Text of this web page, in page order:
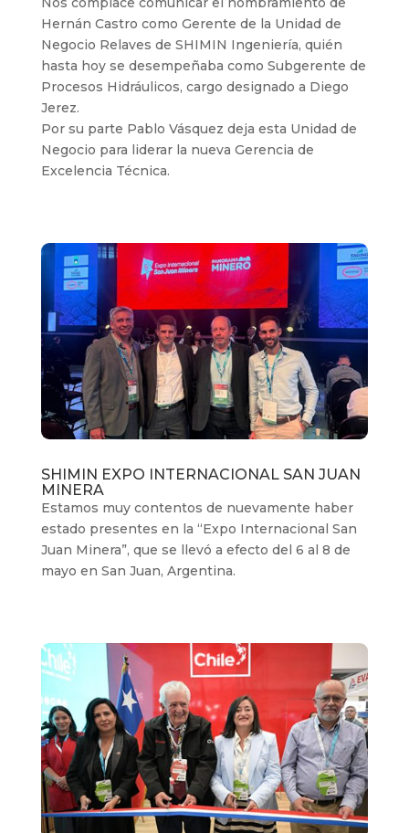
Hernán Castro como Gerente de la Unidad de
Negocio Relaves de SHIMIN Ingeniería, quién
hasta hoy se desempeñaba como Subgerente de
Procesos Hidráulicos, cargo designado a Diego
Jerez.
Por su parte Pablo Vásquez deja esta Unidad de
Negocio para liderar la nueva Gerencia de
Excelencia Técnica.
SHIMIN EXPO INTERNACIONAL SAN JUAN
MINERA
Estamos muy contentos de nuevamente haber
estado presentes en la “Expo Internacional San
Juan Minera”, que se llevó a efecto del 6 al 8 de
mayo en San Juan, Argentina.